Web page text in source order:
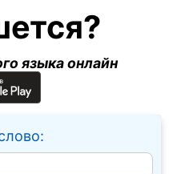
языка онлайн